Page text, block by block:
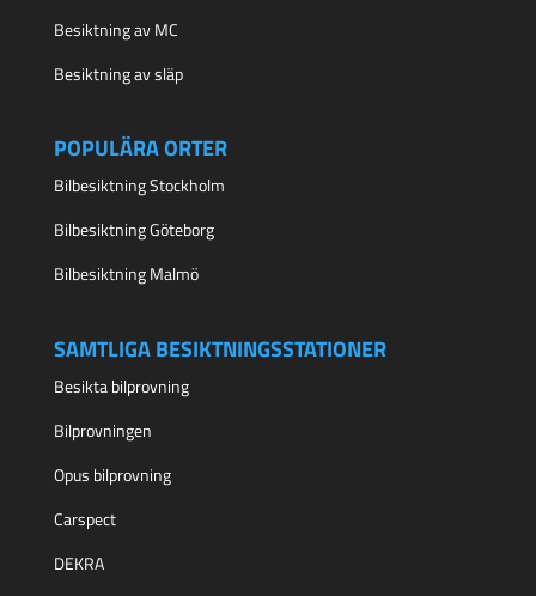
Besiktning av MC
Besiktning av släp
POPULÄRA ORTER
Bilbesiktning Stockholm
Bilbesiktning Göteborg
Bilbesiktning Malmö
SAMTLIGA BESIKTNINGSSTATIONER
Besikta bilprovning
Bilprovningen
Opus bilprovning
Carspect
DEKRA